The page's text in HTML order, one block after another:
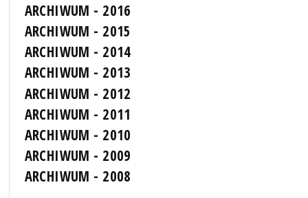
ARCHIWUM - 2016
ARCHIWUM - 2015
ARCHIWUM - 2014
ARCHIWUM - 2013
ARCHIWUM - 2012
ARCHIWUM - 2011
ARCHIWUM - 2010
ARCHIWUM - 2009
ARCHIWUM - 2008